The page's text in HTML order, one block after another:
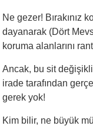
Ne gezer! Bırakınız
dayanarak (Dört
koruma alanlarını
Ancak, bu sit
irade tarafından
gerek yok!
Kim bilir, ne büyük